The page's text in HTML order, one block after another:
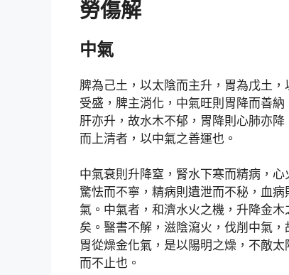
勞傷解
中氣
脾為己土，以太陰而主升，胃為戊土
受盛，脾主消化，中氣旺則胃降而善
肝亦升，故水木不郁，胃降則心肺亦
而上清者，以中氣之善運也。
中氣衰則升降窒，腎水下寒而精病，
驚怯而不寧，精病則遺泄而不秘，血
氣。中氣者，和濟水火之機，升降金
矣。醫書不解，滋陰瀉火，伐削中氣
胃從燥金化氣，是以陽明之燥，不敵
而不止也。